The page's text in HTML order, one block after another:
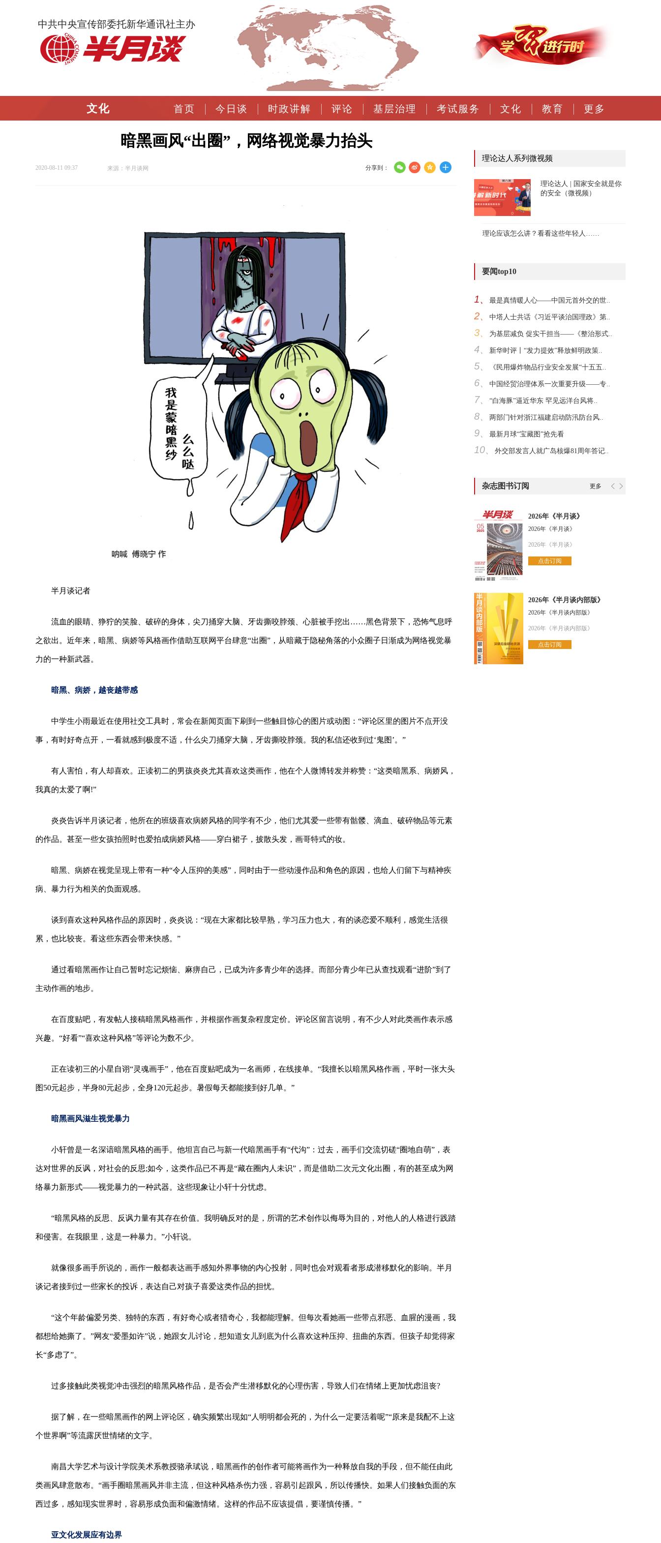
中共中央宣传部委托新华通讯社主办
文化 首页 今日谈 时政讲解 评论 基层治理 考试服务 文化 教育 更多
暗黑画风“出圈”，网络视觉暴力抬头
2020-08-11 09:37 来源：半月谈网 分享到：
半月谈记者
流血的眼睛、狰狞的笑脸、破碎的身体，尖刀捅穿大脑、牙齿撕咬脖颈、心脏被手挖出……黑色背景下，恐怖气息呼
之欲出。近年来，暗黑、病娇等风格画作借助互联网平台肆意“出圈”，从暗藏于隐秘角落的小众圈子日渐成为网络视觉暴
力的一种新武器。
暗黑、病娇，越丧越带感
中学生小雨最近在使用社交工具时，常会在新闻页面下刷到一些触目惊心的图片或动图：“评论区里的图片不点开没
事，有时好奇点开，一看就感到极度不适，什么尖刀捅穿大脑，牙齿撕咬脖颈。我的私信还收到过‘鬼图’。”
有人害怕，有人却喜欢。正读初二的男孩炎炎尤其喜欢这类画作，他在个人微博转发并称赞：“这类暗黑系、病娇风，
我真的太爱了啊!”
炎炎告诉半月谈记者，他所在的班级喜欢病娇风格的同学有不少，他们尤其爱一些带有骷髅、滴血、破碎物品等元素
的作品。甚至一些女孩拍照时也爱拍成病娇风格——穿白裙子，披散头发，画哥特式的妆。
暗黑、病娇在视觉呈现上带有一种“令人压抑的美感”，同时由于一些动漫作品和角色的原因，也给人们留下与精神疾
病、暴力行为相关的负面观感。
谈到喜欢这种风格作品的原因时，炎炎说：“现在大家都比较早熟，学习压力也大，有的谈恋爱不顺利，感觉生活很
累，也比较丧。看这些东西会带来快感。”
通过看暗黑画作让自己暂时忘记烦恼、麻痹自己，已成为许多青少年的选择。而部分青少年已从查找观看“进阶”到了
主动作画的地步。
在百度贴吧，有发帖人接稿暗黑风格画作，并根据作画复杂程度定价。评论区留言说明，有不少人对此类画作表示感
兴趣。“好看”“喜欢这种风格”等评论为数不少。
正在读初三的小星自诩“灵魂画手”，他在百度贴吧成为一名画师，在线接单。“我擅长以暗黑风格作画，平时一张大头
图50元起步，半身80元起步，全身120元起步。暑假每天都能接到好几单。”
暗黑画风滋生视觉暴力
小轩曾是一名深谙暗黑风格的画手。他坦言自己与新一代暗黑画手有“代沟”：过去，画手们交流切磋“圈地自萌”，表
达对世界的反讽，对社会的反思;如今，这类作品已不再是“藏在圈内人未识”，而是借助二次元文化出圈，有的甚至成为网
络暴力新形式——视觉暴力的一种武器。这些现象让小轩十分忧虑。
“暗黑风格的反思、反讽力量有其存在价值。我明确反对的是，所谓的艺术创作以侮辱为目的，对他人的人格进行践踏
和侵害。在我眼里，这是一种暴力。”小轩说。
就像很多画手所说的，画作一般都表达画手感知外界事物的内心投射，同时也会对观看者形成潜移默化的影响。半月
谈记者接到过一些家长的投诉，表达自己对孩子喜爱这类作品的担忧。
“这个年龄偏爱另类、独特的东西，有好奇心或者猎奇心，我都能理解。但每次看她画一些带点邪恶、血腥的漫画，我
都想给她撕了。”网友“爱墨如许”说，她跟女儿讨论，想知道女儿到底为什么喜欢这种压抑、扭曲的东西。但孩子却觉得家
长“多虑了”。
过多接触此类视觉冲击强烈的暗黑风格作品，是否会产生潜移默化的心理伤害，导致人们在情绪上更加忧虑沮丧?
据了解，在一些暗黑画作的网上评论区，确实频繁出现如“人明明都会死的，为什么一定要活着呢”“原来是我配不上这
个世界啊”等流露厌世情绪的文字。
南昌大学艺术与设计学院美术系教授骆承珷说，暗黑画作的创作者可能将画作为一种释放自我的手段，但不能任由此
类画风肆意散布。“画手圈暗黑画风并非主流，但这种风格杀伤力强，容易引起跟风，所以传播快。如果人们接触负面的东
西过多，感知现实世界时，容易形成负面和偏激情绪。这样的作品不应该提倡，要谨慎传播。”
亚文化发展应有边界
理论达人系列微视频
理论达人 | 国家安全就是你
的安全（微视频）
理论应该怎么讲？看看这些年轻人……
要闻top10
1、 最是真情暖人心——中国元首外交的世..
2、 中塔人士共话《习近平谈治国理政》第..
3、 为基层减负 促实干担当——《整治形式..
4、 新华时评丨“发力提效”释放鲜明政策..
5、 《民用爆炸物品行业安全发展“十五五..
6、 中国经贸治理体系一次重要升级——专..
7、 “白海豚”逼近华东 罕见远洋台风将..
8、 两部门针对浙江福建启动防汛防台风..
9、 最新月球“宝藏图”抢先看
10、 外交部发言人就广岛核爆81周年答记..
杂志图书订阅 更多
2026年《半月谈》
2026年《半月谈》
2026年《半月谈》
点击订阅
2026年《半月谈内部版》
2026年《半月谈内部版》
2026年《半月谈内部版》
点击订阅